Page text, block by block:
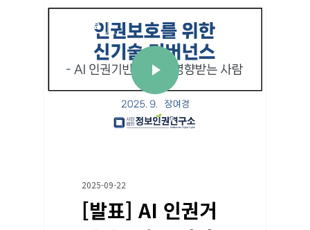
교육/자료
2025-09-22
[발표] AI 인권거